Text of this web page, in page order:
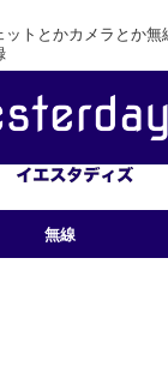
ットとかカメラとか無
無線